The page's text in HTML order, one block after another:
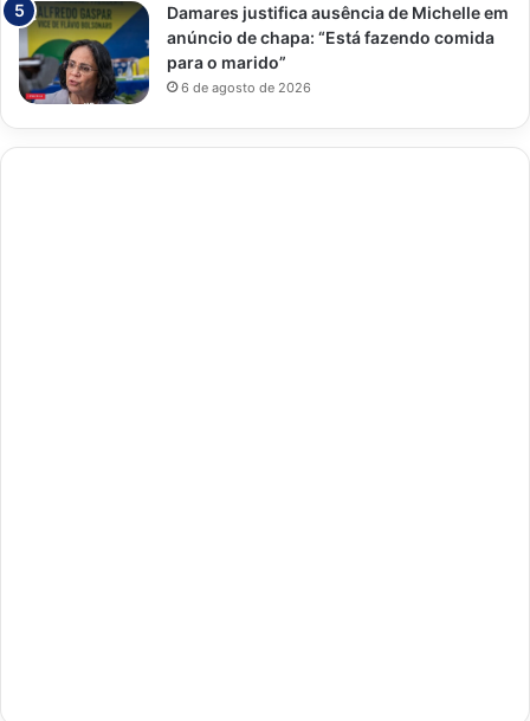
Damares justifica ausência de Michelle em
anúncio de chapa: “Está fazendo comida
para o marido”
6 de agosto de 2026